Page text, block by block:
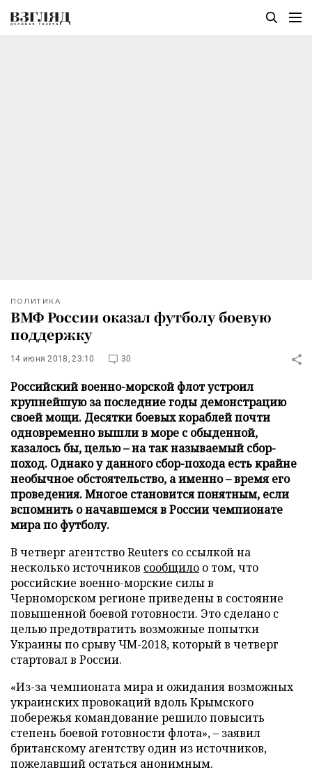
ПОЛИТИКА
ВМФ России оказал футболу боевую
поддержку
14 июня 2018, 23:10 30
Российский военно-морской флот устроил
крупнейшую за последние годы демонстрацию
своей мощи. Десятки боевых кораблей почти
одновременно вышли в море с обыденной,
казалось бы, целью – на так называемый сбор-
поход. Однако у данного сбор-похода есть крайне
необычное обстоятельство, а именно – время его
проведения. Многое становится понятным, если
вспомнить о начавшемся в России чемпионате
мира по футболу.
В четверг агентство Reuters со ссылкой на
несколько источников сообщило о том, что
российские военно-морские силы в
Черноморском регионе приведены в состояние
повышенной боевой готовности. Это сделано с
целью предотвратить возможные попытки
Украины по срыву ЧМ-2018, который в четверг
стартовал в России.
«Из-за чемпионата мира и ожидания возможных
украинских провокаций вдоль Крымского
побережья командование решило повысить
степень боевой готовности флота», – заявил
британскому агентству один из источников,
пожелавший остаться анонимным.